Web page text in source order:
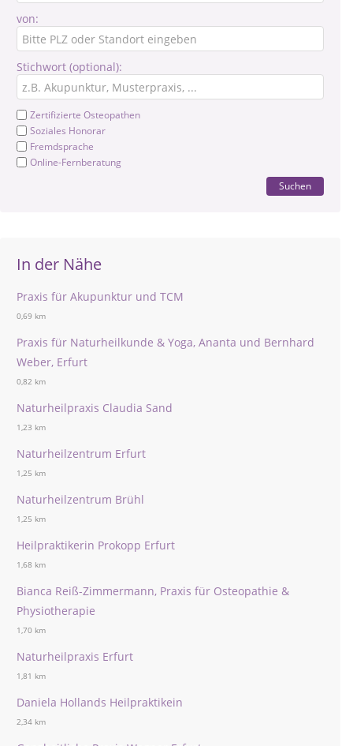
von:
Stichwort (optional):
Zertifizierte Osteopathen
Soziales Honorar
Fremdsprache
Online-Fernberatung
Suchen
In der Nähe
Praxis für Akupunktur und TCM
0,69 km
Praxis für Naturheilkunde & Yoga, Ananta und Bernhard
Weber, Erfurt
0,82 km
Naturheilpraxis Claudia Sand
1,23 km
Naturheilzentrum Erfurt
1,25 km
Naturheilzentrum Brühl
1,25 km
Heilpraktikerin Prokopp Erfurt
1,68 km
Bianca Reiß-Zimmermann, Praxis für Osteopathie &
Physiotherapie
1,70 km
Naturheilpraxis Erfurt
1,81 km
Daniela Hollands Heilpraktikein
2,34 km